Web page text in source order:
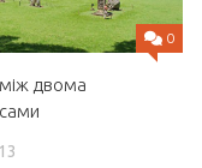
0
двома